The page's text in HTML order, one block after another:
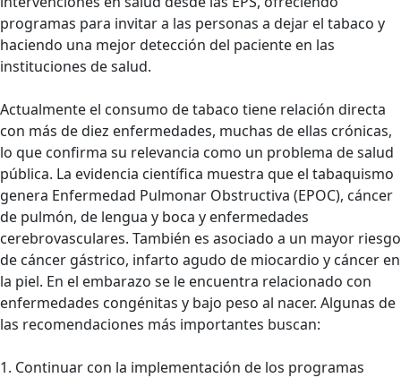
programas para invitar a las personas a dejar el tabaco y
haciendo una mejor detección del paciente en las
instituciones de salud.
Actualmente el consumo de tabaco tiene relación directa
con más de diez enfermedades, muchas de ellas crónicas,
lo que confirma su relevancia como un problema de salud
pública. La evidencia científica muestra que el tabaquismo
genera Enfermedad Pulmonar Obstructiva (EPOC), cáncer
de pulmón, de lengua y boca y enfermedades
cerebrovasculares. También es asociado a un mayor riesgo
de cáncer gástrico, infarto agudo de miocardio y cáncer en
la piel. En el embarazo se le encuentra relacionado con
enfermedades congénitas y bajo peso al nacer. Algunas de
las recomendaciones más importantes buscan:
1. Continuar con la implementación de los programas